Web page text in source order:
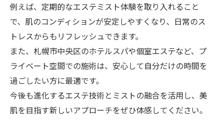
例えば、定期的なエステミスト体験を取り入れること
で、肌のコンディションが安定しやすくなり、日常のス
トレスからもリフレッシュできます。
また、札幌市中央区のホテルスパや個室エステなど、プ
ライベート空間での施術は、安心して自分だけの時間を
過ごしたい方に最適です。
今後も進化するエステ技術とミストの融合を活用し、美
肌を目指す新しいアプローチをぜひ体感してください。